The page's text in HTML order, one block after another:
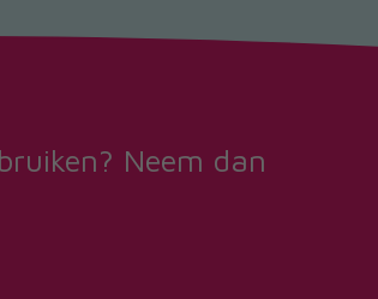
op gang komen.
eten met bestek,
Neem dan